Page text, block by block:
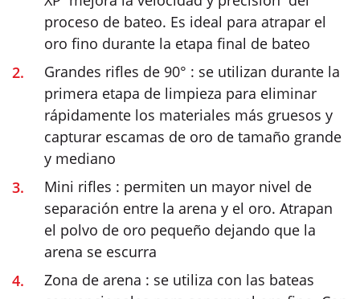
proceso de bateo. Es ideal para atrapar el
oro fino durante la etapa final de bateo
Grandes rifles de 90° : se utilizan durante la
primera etapa de limpieza para eliminar
rápidamente los materiales más gruesos y
capturar escamas de oro de tamaño grande
y mediano
Mini rifles : permiten un mayor nivel de
separación entre la arena y el oro. Atrapan
el polvo de oro pequeño dejando que la
arena se escurra
Zona de arena : se utiliza con las bateas